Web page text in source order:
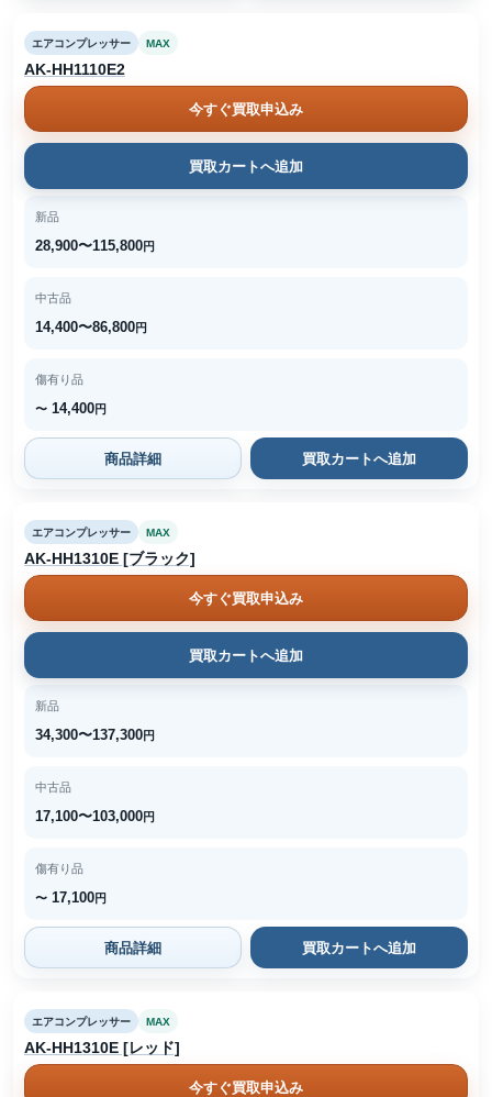
エアコンプレッサー MAX
AK-HH1110E2
今すぐ買取申込み
買取カートへ追加
新品
28,900〜115,800円
中古品
14,400〜86,800円
傷有り品
〜 14,400円
商品詳細 買取カートへ追加
エアコンプレッサー MAX
AK-HH1310E [ブラック]
今すぐ買取申込み
買取カートへ追加
新品
34,300〜137,300円
中古品
17,100〜103,000円
傷有り品
〜 17,100円
商品詳細 買取カートへ追加
エアコンプレッサー MAX
AK-HH1310E [レッド]
今すぐ買取申込み